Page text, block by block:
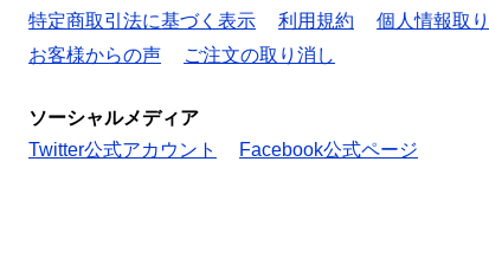
特定商取引法に基づく表示
利用規約 個人情報取
お客様からの声
ご注文の取り消し
ソーシャルメディア
Twitter公式アカウント
Facebook公式ページ